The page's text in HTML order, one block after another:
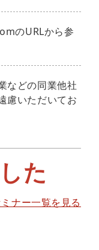
のURLから参
などの同業他社
慮いただいてお
た
ナー一覧を見る